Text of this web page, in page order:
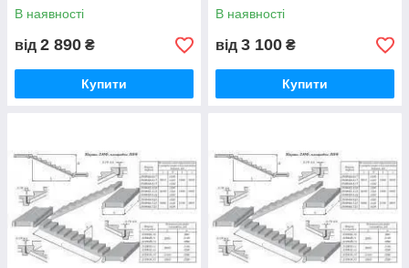
В наявності
від 2 890 ₴
Купити
В наявності
від 3 100 ₴
Купити